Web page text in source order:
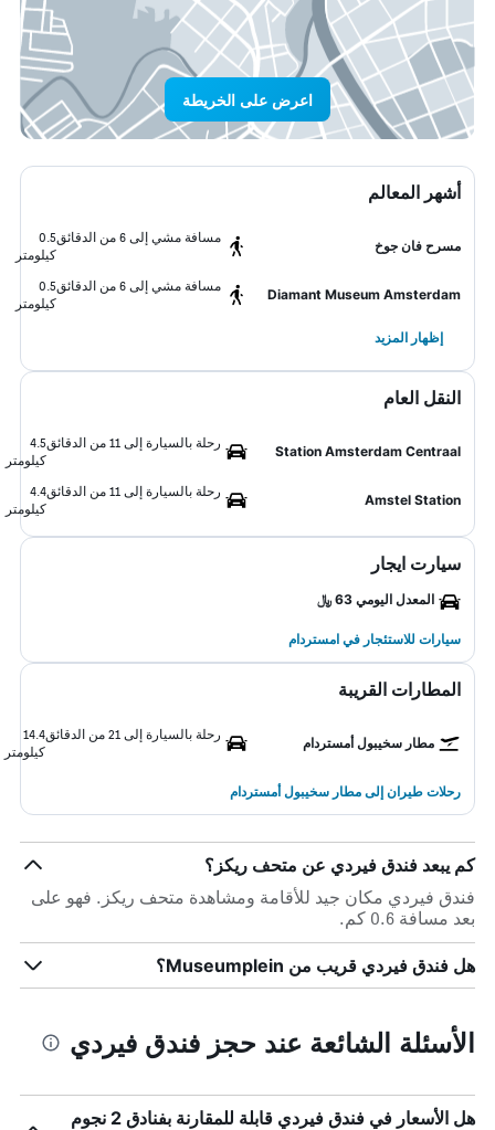
اعرض على الخريطة
أشهر المعالم
مسرح فان جوخ
مسافة مشي إلى 6 من الدقائق
0.5
كيلومتر
Diamant Museum Amsterdam
مسافة مشي إلى 6 من الدقائق
0.5
كيلومتر
إظهار المزيد
النقل العام
Station Amsterdam Centraal
رحلة بالسيارة إلى 11 من الدقائق
4.5
كيلومتر
Amstel Station
رحلة بالسيارة إلى 11 من الدقائق
4.4
كيلومتر
سيارت ايجار
المعدل اليومي 63 ﷼
سيارات للاستئجار في امستردام
المطارات القريبة
مطار سخيبول أمستردام
رحلة بالسيارة إلى 21 من الدقائق
14.4
كيلومتر
رحلات طيران إلى مطار سخيبول أمستردام
كم يبعد فندق فيردي عن متحف ريكز؟
فندق فيردي مكان جيد للأقامة ومشاهدة متحف ريكز. فهو على
بعد مسافة 0.6 كم.
هل فندق فيردي قريب من Museumplein؟
الأسئلة الشائعة عند حجز فندق فيردي
هل الأسعار في فندق فيردي قابلة للمقارنة بفنادق 2 نجوم